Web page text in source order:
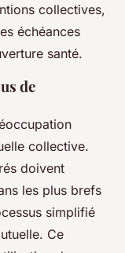
collectives,
échéances
santé.
de
collective.
doivent
les plus brefs
simplifié
Ce